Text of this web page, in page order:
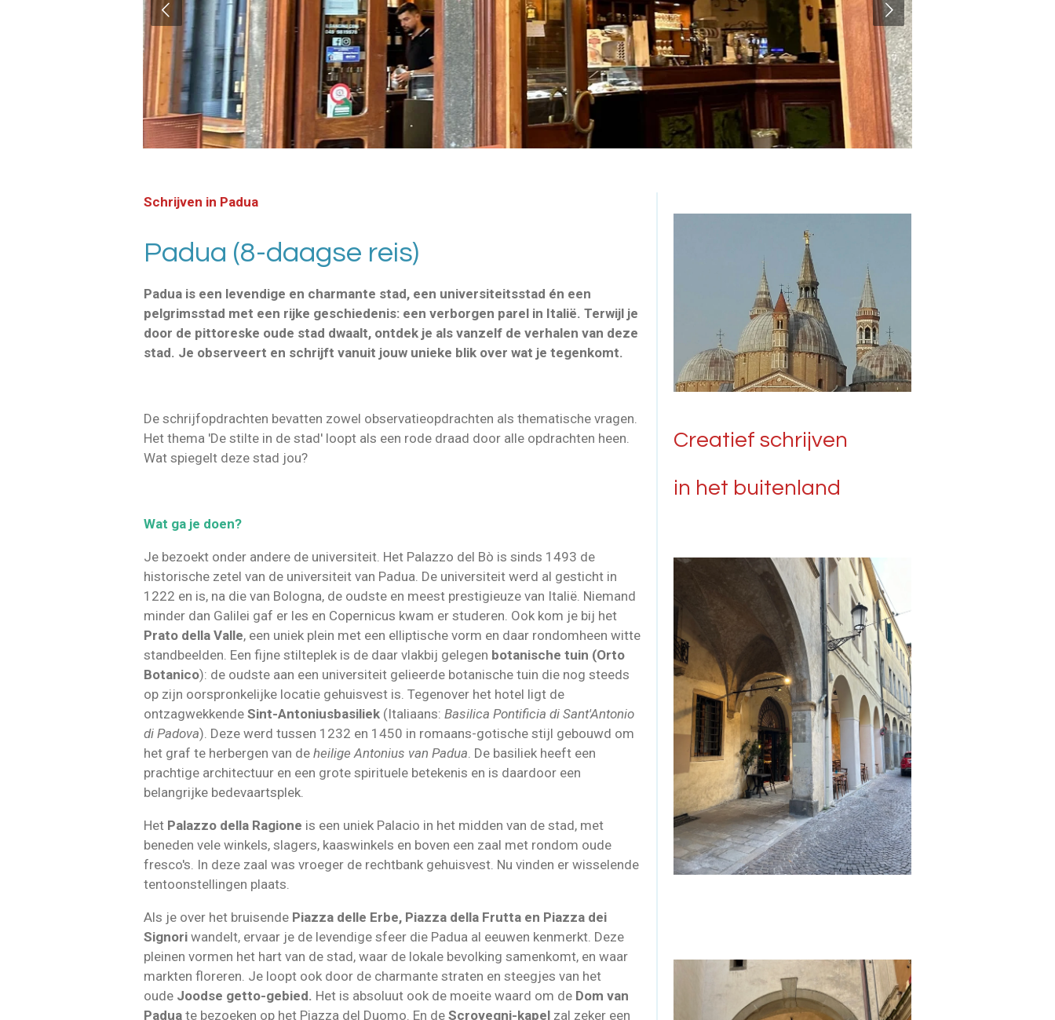
Schrijven in Padua
Padua (8-daagse reis)
Padua is een levendige en charmante stad, een universiteitsstad én een
pelgrimsstad met een rijke geschiedenis: een verborgen parel in Italië. Terwijl je
door de pittoreske oude stad dwaalt, ontdek je als vanzelf de verhalen van deze
stad. Je observeert en schrijft vanuit jouw unieke blik over wat je tegenkomt.
De schrijfopdrachten bevatten zowel observatieopdrachten als thematische vragen.
Het thema 'De stilte in de stad' loopt als een rode draad door alle opdrachten heen.
Wat spiegelt deze stad jou?
Wat ga je doen?
Je bezoekt onder andere de universiteit. Het Palazzo del Bò is sinds 1493 de
historische zetel van de universiteit van Padua. De universiteit werd al gesticht in
1222 en is, na die van Bologna, de oudste en meest prestigieuze van Italië. Niemand
minder dan Galilei gaf er les en Copernicus kwam er studeren. Ook kom je bij het
Prato della Valle, een uniek plein met een elliptische vorm en daar rondomheen witte
standbeelden. Een fijne stilteplek is de daar vlakbij gelegen botanische tuin (Orto
Botanico): de oudste aan een universiteit gelieerde botanische tuin die nog steeds
op zijn oorspronkelijke locatie gehuisvest is. Tegenover het hotel ligt de
ontzagwekkende Sint-Antoniusbasiliek (Italiaans: Basilica Pontificia di Sant'Antonio
di Padova). Deze werd tussen 1232 en 1450 in romaans-gotische stijl gebouwd om
het graf te herbergen van de heilige Antonius van Padua . De basiliek heeft een
prachtige architectuur en een grote spirituele betekenis en is daardoor een
belangrijke bedevaartsplek.
Het Palazzo della Ragione is een uniek Palacio in het midden van de stad, met
beneden vele winkels, slagers, kaaswinkels en boven een zaal met rondom oude
fresco's. In deze zaal was vroeger de rechtbank gehuisvest. Nu vinden er wisselende
tentoonstellingen plaats.
Als je over het bruisende Piazza delle Erbe, Piazza della Frutta en Piazza dei
Signori wandelt, ervaar je de levendige sfeer die Padua al eeuwen kenmerkt. Deze
pleinen vormen het hart van de stad, waar de lokale bevolking samenkomt, en waar
markten floreren. Je loopt ook door de charmante straten en steegjes van het
oude Joodse getto-gebied. Het is absoluut ook de moeite waard om de Dom van
Padua te bezoeken op het Piazza del Duomo. En de Scrovegni-kapel zal zeker een
Creatief schrijven
in het buitenland